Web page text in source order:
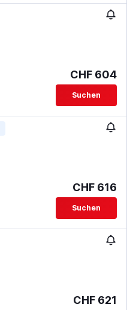
CHF 604
Suchen
CHF 616
Suchen
CHF 621